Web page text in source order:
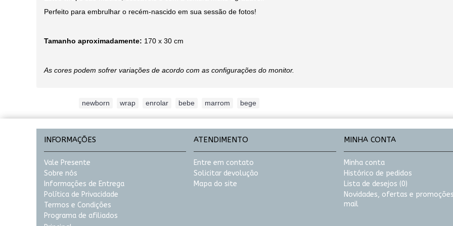
Perfeito para embrulhar o recém-nascido em sua sessão de fotos!
Tamanho aproximadamente: 170 x 30 cm
As cores podem sofrer variações de acordo com as configurações do monitor.
newborn wrap enrolar bebe marrom bege
INFORMAÇÕES
Vale Presente
Sobre nós
Informações de Entrega
Política de Privacidade
Termos e Condições
Programa de afiliados
ATENDIMENTO
Entre em contato
Solicitar devolução
Mapa do site
MINHA CONTA
Minha conta
Histórico de pedidos
Lista de desejos (0)
Novidades, ofertas e
mail